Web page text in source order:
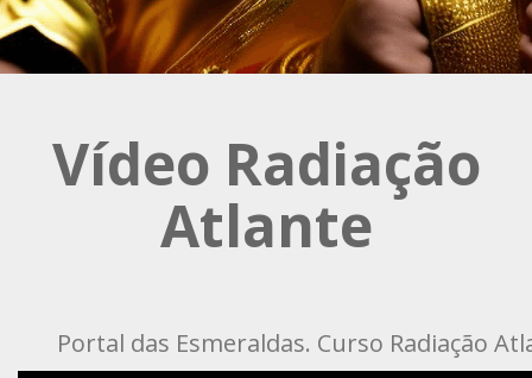
Vídeo Radiação
Atlante
Portal das Esmeraldas. Curso Radiação